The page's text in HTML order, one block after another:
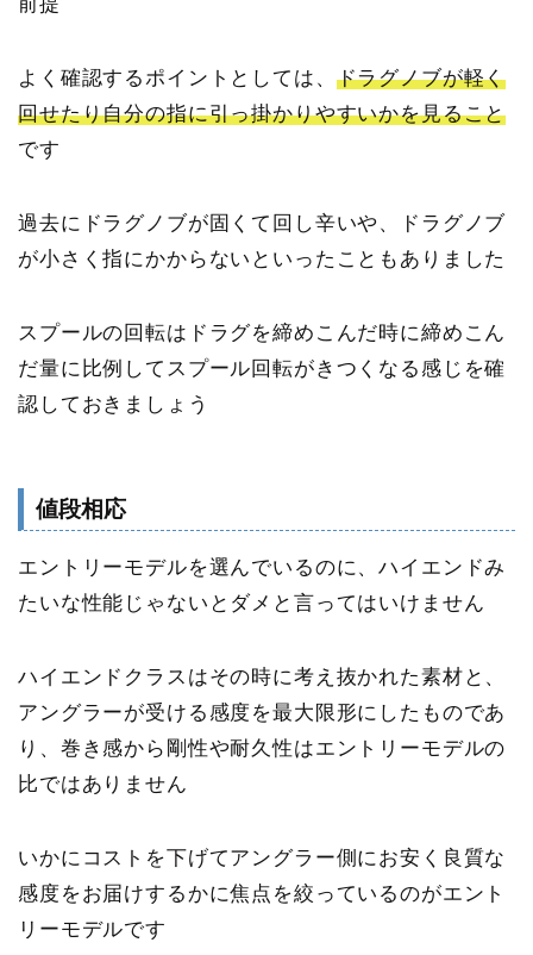
前提
よく確認するポイントとしては、 ドラグノブが軽く
回せたり自分の指に引っ掛かりやすいかを見ること
です
過去にドラグノブが固くて回し辛いや、ドラグノブ
が小さく指にかからないといったこともありました
スプールの回転はドラグを締めこんだ時に締めこん
だ量に比例してスプール回転がきつくなる感じを確
認しておきましょう
値段相応
エントリーモデルを選んでいるのに、ハイエンドみ
たいな性能じゃないとダメと言ってはいけません
ハイエンドクラスはその時に考え抜かれた素材と、
アングラーが受ける感度を最大限形にしたものであ
り、巻き感から剛性や耐久性はエントリーモデルの
比ではありません
いかにコストを下げてアングラー側にお安く良質な
感度をお届けするかに焦点を絞っているのがエント
リーモデルです